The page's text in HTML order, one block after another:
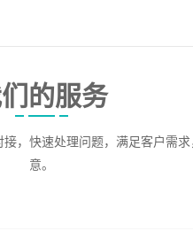
的服务
，快速处理问题，满足客户需
意。